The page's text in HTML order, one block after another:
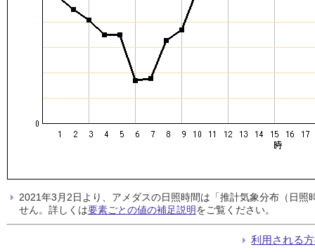
2021年3月2日より、アメダスの日照時間は「推計気象分布（日
せん。詳しくは要素ごとの値の補足説明をご覧ください。
利用される